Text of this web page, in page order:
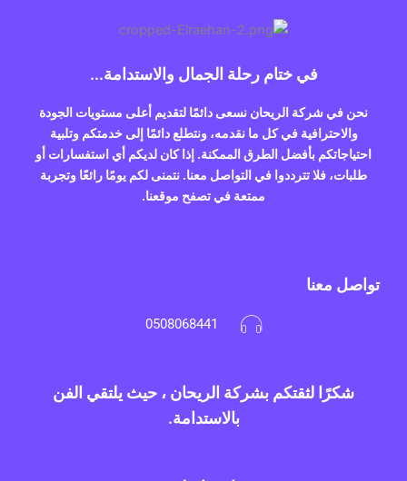
في ختام رحلة الجمال والاستدامة...
نحن في شركة الريحان نسعى دائمًا لتقديم أعلى مستويات الجودة
والاحترافية في كل ما نقدمه، ونتطلع دائمًا إلى خدمتكم وتلبية
احتياجاتكم بأفضل الطرق الممكنة. إذا كان لديكم أي استفسارات أو
طلبات، فلا تترددوا في التواصل معنا. نتمنى لكم يومًا رائعًا وتجربة
ممتعة في تصفح موقعنا.
تواصل معنا
0508068441
شكرًا لثقتكم بشركة الريحان ، حيث يلتقي الفن
بالاستدامة.